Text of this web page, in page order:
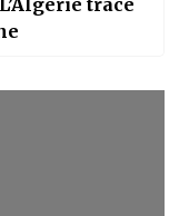
trace